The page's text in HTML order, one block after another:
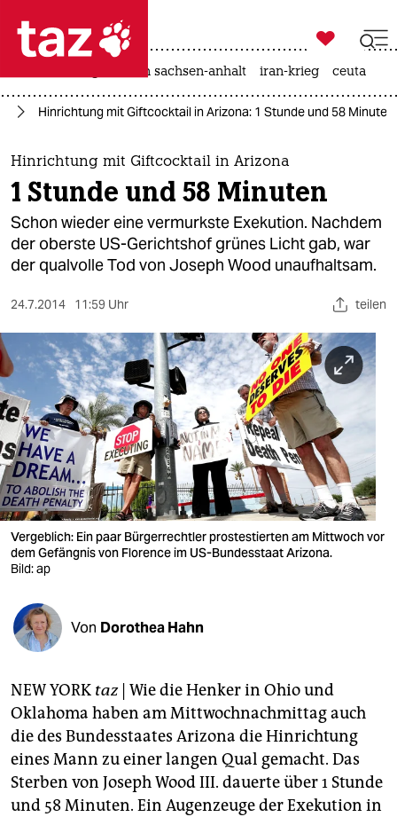
 taz zahl ich
taz zahl ich
themen
politik
öko
gesellschaft
sport
berlin
nord
wahrheit
verlag
verlag
shop
fragen & hilfe
unterstützen
abo
genossenschaft
epaper login

taz zahl ich
landtagswahl in sachsen-anhalt iran-krieg ceuta
Hinrichtung mit Giftcocktail in Arizona: 1 Stunde und 58 Minuten
Hinrichtung mit Giftcocktail in Arizona
1 Stunde und 58 Minuten
Schon wieder eine vermurkste Exekution. Nachdem
der oberste US-Gerichtshof grünes Licht gab, war
der qualvolle Tod von Joseph Wood unaufhaltsam.
24.7.2014 11:59 Uhr teilen
Vergeblich: Ein paar Bürgerrechtler prostestierten am Mittwoch vor
dem Gefängnis von Florence im US-Bundesstaat Arizona.
Bild: ap
Von Dorothea Hahn
NEW YORK taz| Wie die Henker in Ohio und
Oklahoma haben am Mittwochnachmittag auch
die des Bundesstaates Arizona die Hinrichtung
eines Mann zu einer langen Qual gemacht. Das
Sterben von Joseph Wood III. dauerte über 1 Stunde
und 58 Minuten. Ein Augenzeuge der Exekution in